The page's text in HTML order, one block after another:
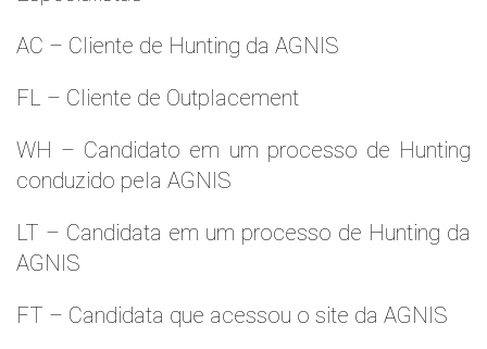
AC – Cliente de Hunting da AGNIS
FL – Cliente de Outplacement
WH – Candidato em um processo de Hunting
conduzido pela AGNIS
LT – Candidata em um processo de Hunting da
AGNIS
FT – Candidata que acessou o site da AGNIS